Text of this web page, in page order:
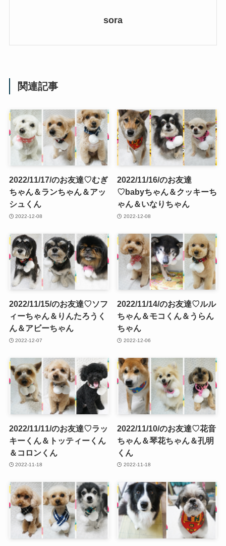
sora
関連記事
2022/11/17/のお友達♡むぎ
ちゃん＆ランちゃん＆アッ
シュくん
2022-12-08
2022/11/16/のお友達
♡babyちゃん＆クッキーち
ゃん＆いなりちゃん
2022-12-08
2022/11/15/のお友達♡ソフ
ィーちゃん＆りんたろうく
ん＆アビーちゃん
2022-12-07
2022/11/14/のお友達♡ルル
ちゃん＆モコくん＆うらん
ちゃん
2022-12-06
2022/11/11/のお友達♡ラッ
キーくん＆トッティーくん
＆コロンくん
2022-11-18
2022/11/10/のお友達♡花音
ちゃん＆琴花ちゃん＆孔明
くん
2022-11-18